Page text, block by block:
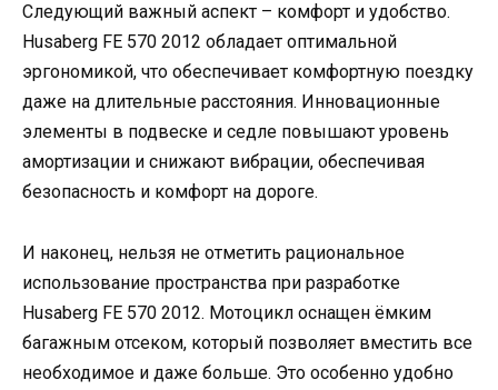
Следующий важный аспект – комфорт и удобство.
Husaberg FE 570 2012 обладает оптимальной
эргономикой, что обеспечивает комфортную поездку
даже на длительные расстояния. Инновационные
элементы в подвеске и седле повышают уровень
амортизации и снижают вибрации, обеспечивая
безопасность и комфорт на дороге.
И наконец, нельзя не отметить рациональное
использование пространства при разработке
Husaberg FE 570 2012. Мотоцикл оснащен ёмким
багажным отсеком, который позволяет вместить все
необходимое и даже больше. Это особенно удобно